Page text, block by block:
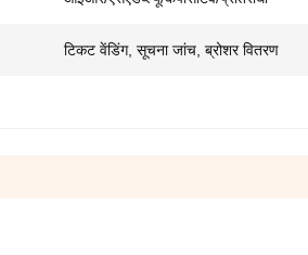
टिकट वेंडिंग, सूचना जांच, ब्रोशर वितरण